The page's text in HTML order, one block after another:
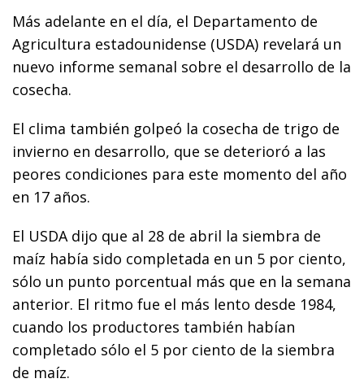
Más adelante en el día, el Departamento de
Agricultura estadounidense (USDA) revelará un
nuevo informe semanal sobre el desarrollo de la
cosecha.
El clima también golpeó la cosecha de trigo de
invierno en desarrollo, que se deterioró a las
peores condiciones para este momento del año
en 17 años.
El USDA dijo que al 28 de abril la siembra de
maíz había sido completada en un 5 por ciento,
sólo un punto porcentual más que en la semana
anterior. El ritmo fue el más lento desde 1984,
cuando los productores también habían
completado sólo el 5 por ciento de la siembra
de maíz.